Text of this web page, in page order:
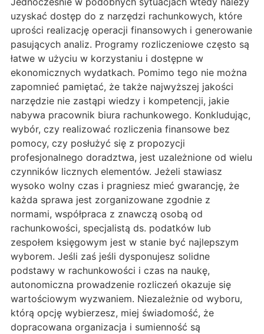
uzyskać dostęp do z narzędzi rachunkowych, które
uprości realizację operacji finansowych i generowanie
pasujących analiz. Programy rozliczeniowe często są
łatwe w użyciu w korzystaniu i dostępne w
ekonomicznych wydatkach. Pomimo tego nie można
zapomnieć pamiętać, że także najwyższej jakości
narzędzie nie zastąpi wiedzy i kompetencji, jakie
nabywa pracownik biura rachunkowego. Konkludując,
wybór, czy realizować rozliczenia finansowe bez
pomocy, czy posłużyć się z propozycji
profesjonalnego doradztwa, jest uzależnione od wielu
czynników licznych elementów. Jeżeli stawiasz
wysoko wolny czas i pragniesz mieć gwarancję, że
każda sprawa jest zorganizowane zgodnie z
normami, współpraca z znawczą osobą od
rachunkowości, specjalistą ds. podatków lub
zespołem księgowym jest w stanie być najlepszym
wyborem. Jeśli zaś jeśli dysponujesz solidne
podstawy w rachunkowości i czas na naukę,
autonomiczna prowadzenie rozliczeń okazuje się
wartościowym wyzwaniem. Niezależnie od wyboru,
którą opcję wybierzesz, miej świadomość, że
dopracowana organizacja i sumienność są